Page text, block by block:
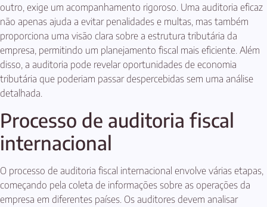
outro, exige um acompanhamento rigoroso. Uma auditoria eficaz
não apenas ajuda a evitar penalidades e multas, mas também
proporciona uma visão clara sobre a estrutura tributária da
empresa, permitindo um planejamento fiscal mais eficiente. Além
disso, a auditoria pode revelar oportunidades de economia
tributária que poderiam passar despercebidas sem uma análise
detalhada.
Processo de auditoria fiscal
internacional
O processo de auditoria fiscal internacional envolve várias etapas,
começando pela coleta de informações sobre as operações da
empresa em diferentes países. Os auditores devem analisar